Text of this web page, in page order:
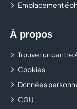
Emplacement
À propos
Trouver un centre
Cookies
Données
CGU